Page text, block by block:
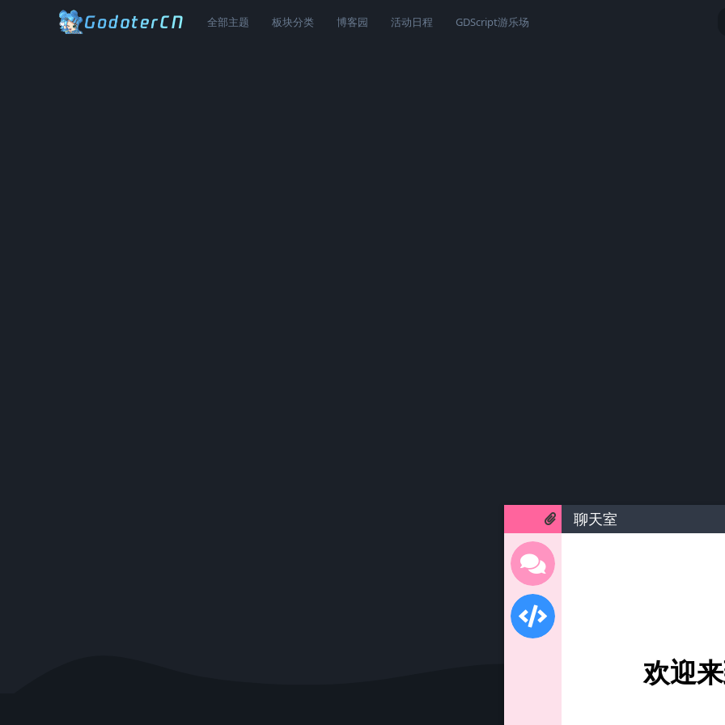
全部主题 板块分类 博客园 活动日程 GDScript游乐场
聊天室
欢迎